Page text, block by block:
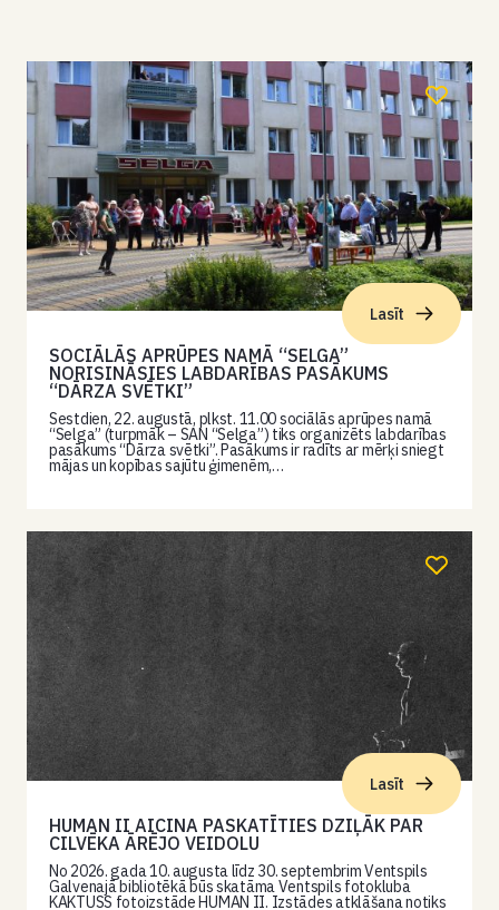
Lasīt
SOCIĀLĀS APRŪPES NAMĀ “SELGA”
NORISINĀSIES LABDARĪBAS PASĀKUMS
“DĀRZA SVĒTKI”
Sestdien, 22. augustā, plkst. 11.00 sociālās aprūpes namā
“Selga” (turpmāk – SAN “Selga”) tiks organizēts labdarības
pasākums “Dārza svētki”. Pasākums ir radīts ar mērķi sniegt
mājas un kopības sajūtu ģimenēm,…
Lasīt
HUMAN II AICINA PASKATĪTIES DZIĻĀK PAR
CILVĒKA ĀRĒJO VEIDOLU
No 2026. gada 10. augusta līdz 30. septembrim Ventspils
Galvenajā bibliotēkā būs skatāma Ventspils fotokluba
KAKTUSS fotoizstāde HUMAN II. Izstādes atklāšana notiks